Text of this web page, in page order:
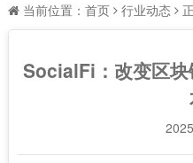
当前位置： 首页 行业动态
SocialFi：改变区